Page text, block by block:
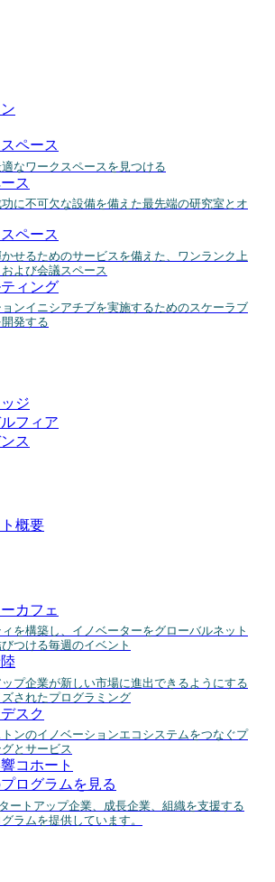
ペース
なワークスペースを見つける
ス
に不可欠な設備を備えた最先端の研究室とオ
ペース
せるためのサービスを備えた、ワンランク上
よび会議スペース
ィング
ンイニシアチブを実施するためのスケーラブ
発する
ジ
フィア
ス
概要
カフェ
を構築し、イノベーターをグローバルネット
つける毎週のイベント
プ企業が新しい市場に進出できるようにする
されたプログラミング
スク
トンのイノベーションエコシステムをつなぐプ
とサービス
コホート
ログラムを見る
ートアップ企業、成長企業、組織を支援する
ラムを提供しています。